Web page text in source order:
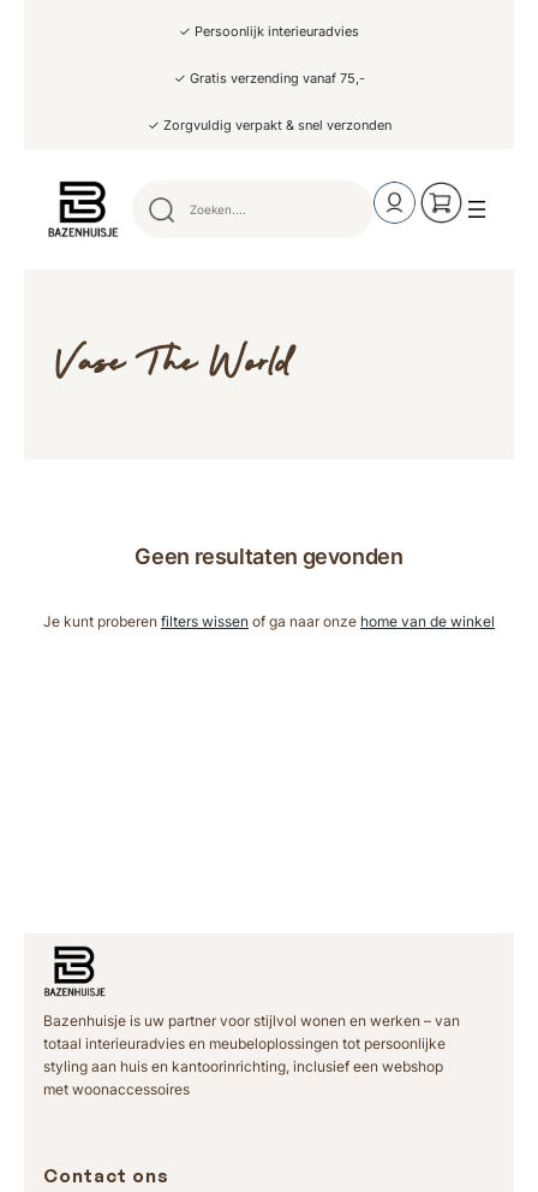
✓ Persoonlijk interieuradvies
✓ Gratis verzending vanaf 75,-
✓ Zorgvuldig verpakt & snel verzonden
Vase The World
Geen resultaten gevonden
Je kunt proberen filters wissen of ga naar onze home van de winkel
Bazenhuisje is uw partner voor stijlvol wonen en werken – van
totaal interieuradvies en meubeloplossingen tot persoonlijke
styling aan huis en kantoorinrichting, inclusief een webshop
met woonaccessoires
Contact ons